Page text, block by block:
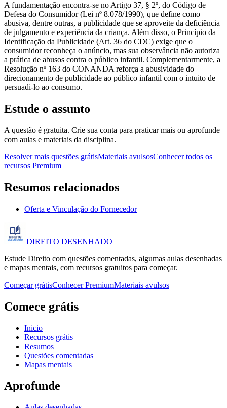
A fundamentação encontra-se no Artigo 37, § 2º, do Código de
Defesa do Consumidor (Lei nº 8.078/1990), que define como
abusiva, dentre outras, a publicidade que se aproveite da deficiência
de julgamento e experiência da criança. Além disso, o Princípio da
Identificação da Publicidade (Art. 36 do CDC) exige que o
consumidor reconheça o anúncio, mas sua observância não autoriza
a prática de abusos contra o público infantil. Complementarmente, a
Resolução nº 163 do CONANDA reforça a abusividade do
direcionamento de publicidade ao público infantil com o intuito de
persuadi-lo ao consumo.
Estude o assunto
A questão é gratuita. Crie sua conta para praticar mais ou aprofunde
com aulas e materiais da disciplina.
Resolver mais questões grátisMateriais avulsosConhecer todos os
recursos Premium
Resumos relacionados
Oferta e Vinculação do Fornecedor
DIREITO DESENHADO
Estude Direito com questões comentadas, algumas aulas desenhadas
e mapas mentais, com recursos gratuitos para começar.
Começar grátisConhecer PremiumMateriais avulsos
Comece grátis
Inicio
Recursos grátis
Resumos
Questões comentadas
Mapas mentais
Aprofunde